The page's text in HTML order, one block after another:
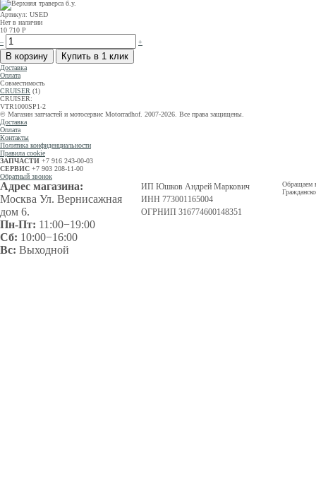
Артикул: USED
Нет в наличии
10 710 Р
–
+
Доставка
Оплата
Совместимость
CRUISER (1)
CRUISER:
VTR1000SP1-2
© Магазин запчастей и мотосервис Motorradhof. 2007-2026. Все права защищены.
Доставка
Оплата
Контакты
Политика конфиденциальности
Правила cookie
ЗАПЧАСТИ +7 916 243-00-03
СЕРВИС +7 903 208-11-00
Обратный звонок
Адрес магазина:
Москва Ул. Вернисажная
дом 6.
Пн-Пт: 11:00−19:00
Сб: 10:00−16:00
Вс: Выходной
ИП Юшков Андрей Маркович
ИНН 773001165004
ОГРНИП 316774600148351
Обращаем